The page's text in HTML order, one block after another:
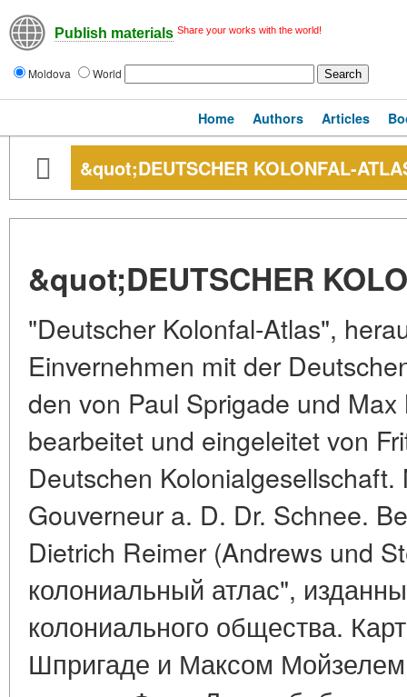
Publish materials Share your works with the world!
Moldova World
Home Authors Articles
&quot;DEUTSCHER KOLONFAL-
&quot;DEUTSCHER
"Deutscher Kolonfal-Atlas",
Einvernehmen mit der
den von Paul Sprigade und
bearbeitet und eingeleitet von
Deutschen
Gouverneur a. D. Dr. Schnee.
Dietrich Reimer (Andrews und
колониальный атлас",
колониального общества.
Шпригаде и Максом